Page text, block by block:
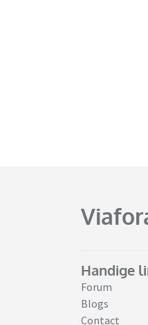
Handige
Forum
Blogs
Contact